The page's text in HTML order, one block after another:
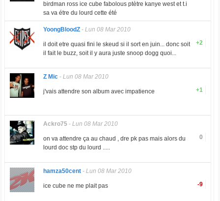
birdman ross ice cube fabolous ptètre kanye west et t.i
sa va étre du lourd cette été
YoongBloodZ- Lun 08 Mar 2010
+2
il doit etre quasi fini le skeud si il sort en juin... donc soit
il fait le buzz, soit il y aura juste snoop dogg quoi...
Z Mic- Lun 08 Mar 2010
+1
j'vais attendre son album avec impatience
Ackro75- Lun 08 Mar 2010
0
on va attendre ça au chaud , dre pk pas mais alors du
lourd doc stp du lourd .....
hamza50cent- Lun 08 Mar 2010
-9
ice cube ne me plait pas